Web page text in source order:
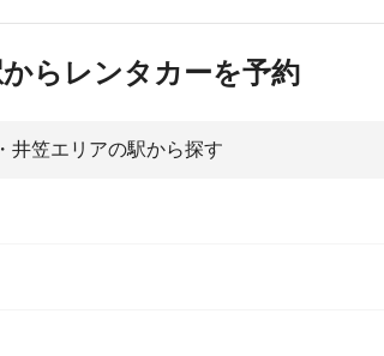
らレンタカーを予約
井笠エリアの駅から探す